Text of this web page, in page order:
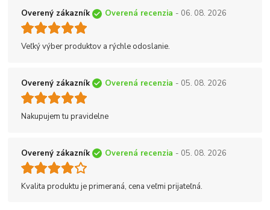
Overený zákazník Overená recenzia - 06. 08. 2026
Veľký výber produktov a rýchle odoslanie.
Overený zákazník Overená recenzia - 05. 08. 2026
Nakupujem tu pravidelne
Overený zákazník Overená recenzia - 05. 08. 2026
Kvalita produktu je primeraná, cena veľmi prijateľná.